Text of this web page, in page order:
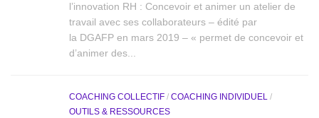
l’innovation RH : Concevoir et animer un atelier de
travail avec ses collaborateurs – édité par
la DGAFP en mars 2019 – « permet de concevoir et
d’animer des...
COACHING COLLECTIF / COACHING INDIVIDUEL /
OUTILS & RESSOURCES